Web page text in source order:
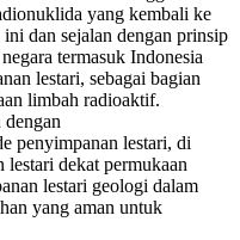
yang kembali ke
dan sejalan dengan prinsip
termasuk Indonesia
lestari, sebagai bagian
limbah radioaktif.
dengan
penyimpanan lestari, di
lestari dekat permukaan
lestari geologi dalam
yang aman untuk